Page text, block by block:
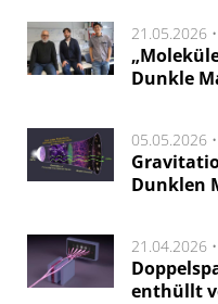
21.05.2026 •
Dunkle
05.05.2026 •
Dunklen
21.04.2026 •
enthüllt